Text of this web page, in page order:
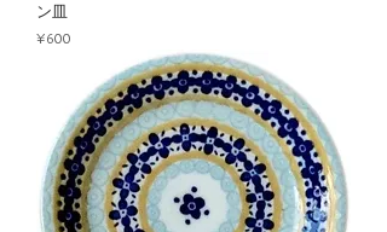
ン皿
Price
¥600